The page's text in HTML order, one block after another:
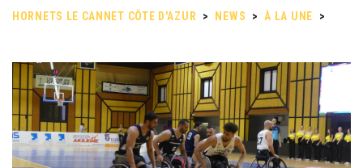
HORNETS LE CANNET CÔTE D'AZUR > NEWS > À LA UNE >